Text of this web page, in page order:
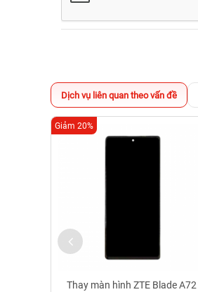
Dịch vụ liên quan theo vấn đề
Thay màn hình ZTE Blade A72
Giảm 20%